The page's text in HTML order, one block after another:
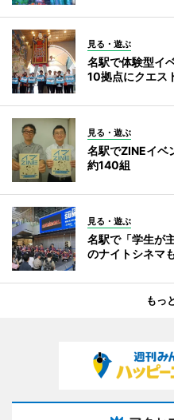
見る・遊ぶ
名駅で体験型イ
10拠点にクエス
見る・遊ぶ
名駅でZINEイ
約140組
見る・遊ぶ
名駅で「学生が
のナイトシネマ
もっ